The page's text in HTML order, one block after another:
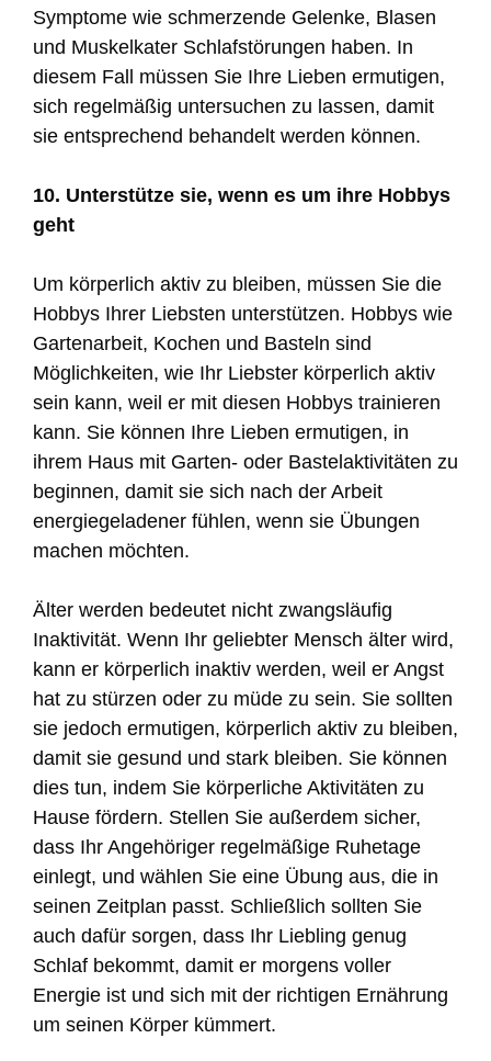
Symptome wie schmerzende Gelenke, Blasen
und Muskelkater Schlafstörungen haben. In
diesem Fall müssen Sie Ihre Lieben ermutigen,
sich regelmäßig untersuchen zu lassen, damit
sie entsprechend behandelt werden können.
10. Unterstütze sie, wenn es um ihre Hobbys
geht
Um körperlich aktiv zu bleiben, müssen Sie die
Hobbys Ihrer Liebsten unterstützen. Hobbys wie
Gartenarbeit, Kochen und Basteln sind
Möglichkeiten, wie Ihr Liebster körperlich aktiv
sein kann, weil er mit diesen Hobbys trainieren
kann. Sie können Ihre Lieben ermutigen, in
ihrem Haus mit Garten- oder Bastelaktivitäten zu
beginnen, damit sie sich nach der Arbeit
energiegeladener fühlen, wenn sie Übungen
machen möchten.
Älter werden bedeutet nicht zwangsläufig
Inaktivität. Wenn Ihr geliebter Mensch älter wird,
kann er körperlich inaktiv werden, weil er Angst
hat zu stürzen oder zu müde zu sein. Sie sollten
sie jedoch ermutigen, körperlich aktiv zu bleiben,
damit sie gesund und stark bleiben. Sie können
dies tun, indem Sie körperliche Aktivitäten zu
Hause fördern. Stellen Sie außerdem sicher,
dass Ihr Angehöriger regelmäßige Ruhetage
einlegt, und wählen Sie eine Übung aus, die in
seinen Zeitplan passt. Schließlich sollten Sie
auch dafür sorgen, dass Ihr Liebling genug
Schlaf bekommt, damit er morgens voller
Energie ist und sich mit der richtigen Ernährung
um seinen Körper kümmert.